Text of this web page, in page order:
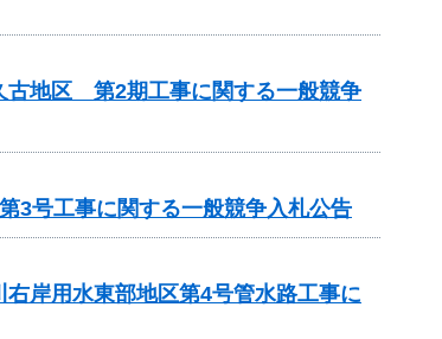
古地区 第2期工事に関する一般競争
号工事に関する一般競争入札公告
岸用水東部地区第4号管水路工事に